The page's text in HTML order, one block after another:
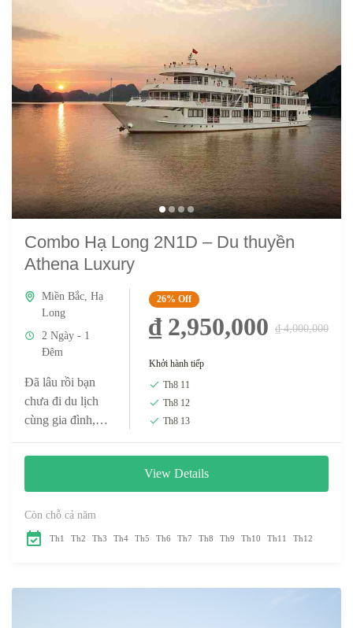
Combo Hạ Long 2N1D – Du thuyền
Athena Luxury
Miền Bắc, Hạ
Long
2 Ngày - 1
Đêm
Đã lâu rồi bạn
chưa đi du lịch
cùng gia đình,
Vậy thì trong
này, cùng Việt
Nam...
26% Off
₫ 2,950,000 ₫ 4,000,000
Khởi hành tiếp
Th8 11
Th8 12
Th8 13
View Details
Còn chỗ cả năm
Th1 Th2 Th3 Th4 Th5 Th6 Th7 Th8 Th9 Th10 Th11 Th12